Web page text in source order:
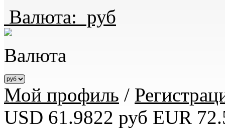
Валюта: руб
Валюта
Мой профиль /
USD 61.9822 руб EUR